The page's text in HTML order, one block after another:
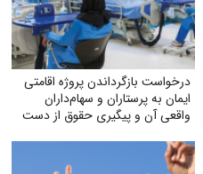
درخواست بازگرداندن پروژه اقامتی
ایمان به پرستاران و سهام‌داران
واقعی آن و پیگیری حقوق از دست